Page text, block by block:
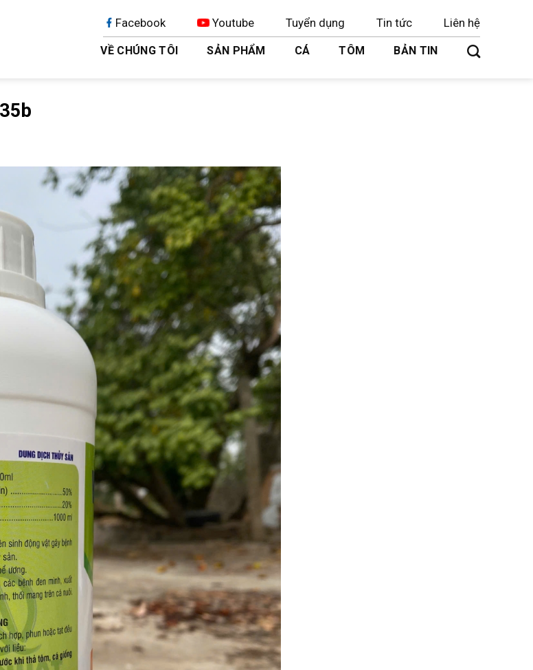
Facebook Youtube Tuyển dụng Tin tức Liên hệ
VỀ CHÚNG TÔI SẢN PHẨM CÁ TÔM BẢN TIN